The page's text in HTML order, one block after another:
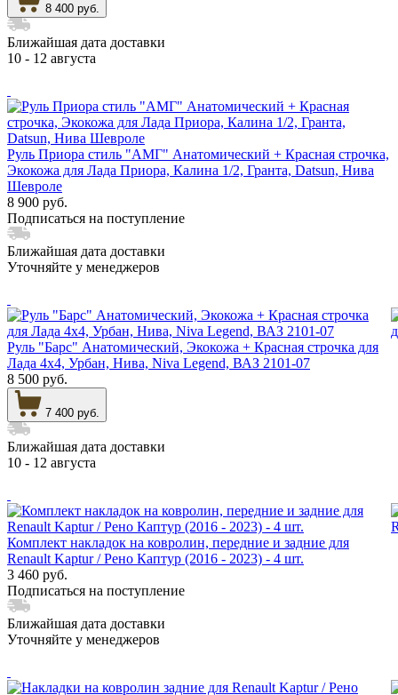
8 400 руб.
Ближайшая дата доставки
10 - 12 августа
Руль Приора стиль "АМГ" Анатомический + Красная строчка,
Экокожа для Лада Приора, Калина 1/2, Гранта, Datsun, Нива
Шевроле
8 900 руб.
Подписаться на поступление
Ближайшая дата доставки
Уточняйте у менеджеров
Руль "Барс" Анатомический, Экокожа + Красная строчка для
Лада 4х4, Урбан, Нива, Niva Legend, ВАЗ 2101-07
8 500 руб.
7 400 руб.
Ближайшая дата доставки
10 - 12 августа
Комплект накладок на ковролин, передние и задние для
Renault Kaptur / Рено Каптур (2016 - 2023) - 4 шт.
3 460 руб.
Подписаться на поступление
Ближайшая дата доставки
Уточняйте у менеджеров